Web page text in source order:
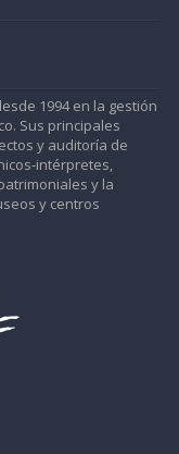
1994 en la gestión
Sus principales
y auditoría de
intérpretes,
y la
y centros